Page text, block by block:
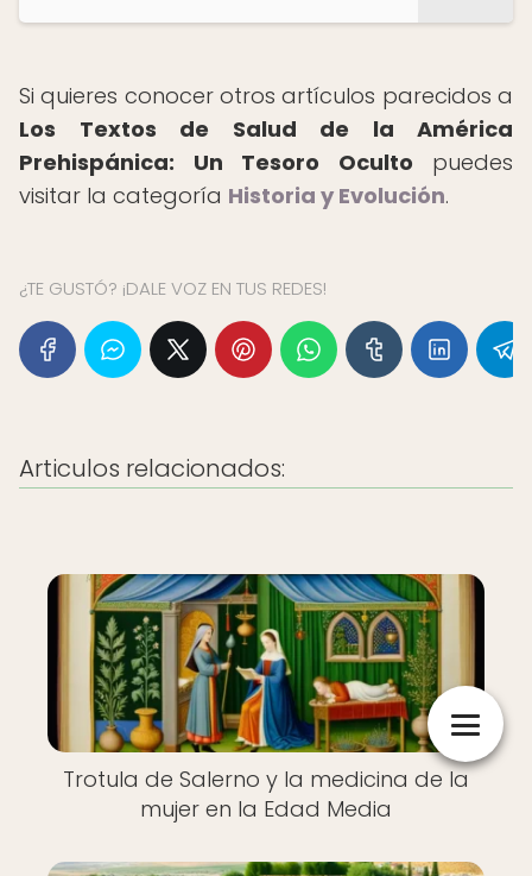
Si quieres conocer otros artículos parecidos a
Los Textos de Salud de la América
Prehispánica: Un Tesoro Oculto puedes
visitar la categoría Historia y Evolución.
¿TE GUSTÓ? ¡DALE VOZ EN TUS REDES!
Articulos relacionados:
Trotula de Salerno y la medicina de la
mujer en la Edad Media